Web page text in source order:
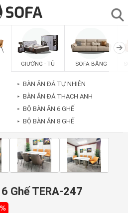
GIƯỜNG - TỦ SOFA BĂNG
► BÀN ĂN ĐÁ TỰ NHIÊN
► BÀN ĂN ĐÁ THẠCH ANH
► BỘ BÀN ĂN 6 GHẾ
► BỘ BÀN ĂN 8 GHẾ
Ghế TERA-247